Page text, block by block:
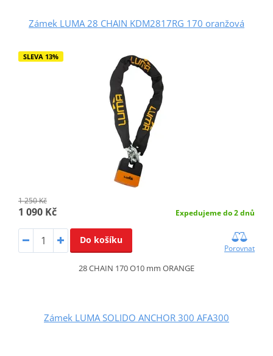
Zámek LUMA 28 CHAIN KDM2817RG 170 oranžová
SLEVA 13%
1 250 Kč
1 090 Kč Expedujeme do 2 dnů
Do košíku
Porovnat
28 CHAIN 170 O10 mm ORANGE
Zámek LUMA SOLIDO ANCHOR 300 AFA300